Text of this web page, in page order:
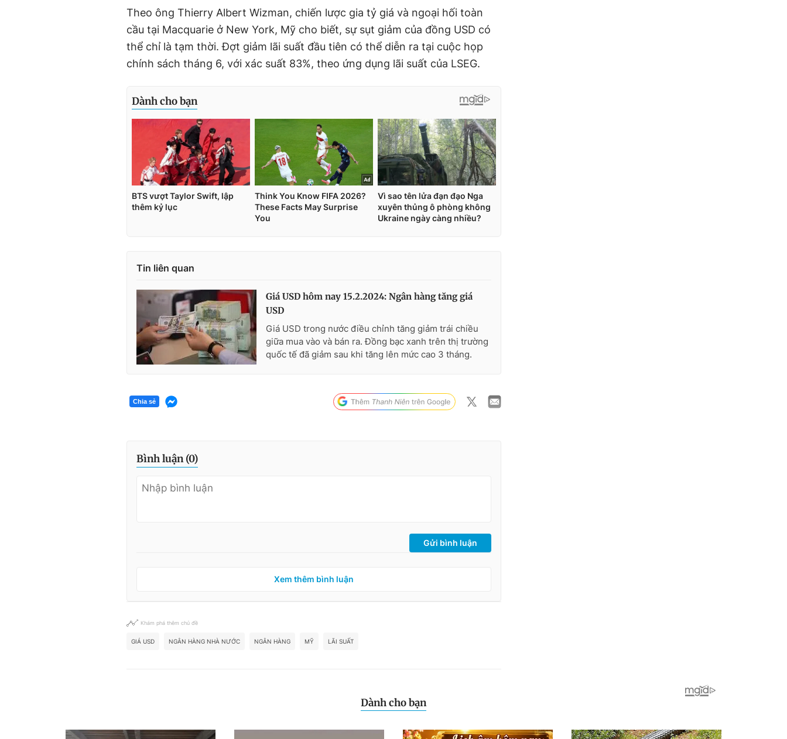
Theo ông Thierry Albert Wizman, chiến lược gia tỷ giá và ngoại hối toàn
cầu tại Macquarie ở New York, Mỹ cho biết, sự sụt giảm của đồng USD có
thể chỉ là tạm thời. Đợt giảm lãi suất đầu tiên có thể diễn ra tại cuộc họp
chính sách tháng 6, với xác suất 83%, theo ứng dụng lãi suất của LSEG.
Tin liên quan
Giá USD hôm nay 15.2.2024: Ngân hàng tăng giá
USD
Giá USD trong nước điều chỉnh tăng giảm trái chiều
giữa mua vào và bán ra. Đồng bạc xanh trên thị trường
quốc tế đã giảm sau khi tăng lên mức cao 3 tháng.
Chia sẻ
Bình luận (0)
Gửi bình luận
Xem thêm bình luận
Khám phá thêm chủ đề
GIÁ USD NGÂN HÀNG NHÀ NƯỚC NGÂN HÀNG MỸ LÃI SUẤT